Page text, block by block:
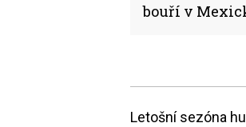
bouří v
Letošní sezóna